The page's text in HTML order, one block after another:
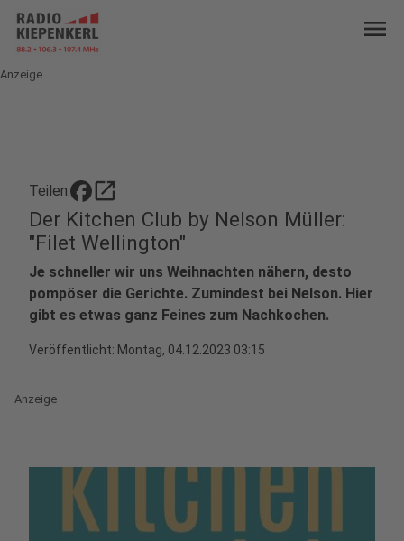
menu
Anzeige
Teilen: open_in_new
Der Kitchen Club by Nelson Müller:
"Filet Wellington"
Je schneller wir uns Weihnachten nähern, desto
pompöser die Gerichte. Zumindest bei Nelson. Hier
gibt es etwas ganz Feines zum Nachkochen.
Veröffentlicht: Montag, 04.12.2023 03:15
Anzeige